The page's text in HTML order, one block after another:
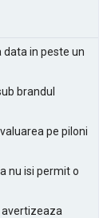
in peste un
brandul
pe piloni
nu isi permit o
avertizeaza